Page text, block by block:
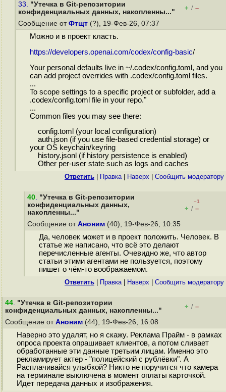
33. "Утечка в Git-репозитории
конфиденциальных данных, накопленны..."
+ / –
Сообщение от Фтщт (?), 19-Фев-26, 07:37
Можно и в проект класть.
https://developers.openai.com/codex/config-basic/
Your personal defaults live in ~/.codex/config.toml, and you
can add project overrides with .codex/config.toml files.
...
To scope settings to a specific project or subfolder, add a
.codex/config.toml file in your repo."
...
Common files you may see there:
config.toml (your local configuration)
auth.json (if you use file-based credential storage) or
your OS keychain/keyring
history.jsonl (if history persistence is enabled)
Other per-user state such as logs and caches
Ответить Правка| Наверх Cообщить модератору
40. "Утечка в Git-репозитории
конфиденциальных данных,
накопленны..."
–1
+ / –
Сообщение от Аноним (40), 19-Фев-26, 10:35
Да, человек может и в проект положить. Человек. В
статье же написано, что всё это делают
перечисленные агенты. Очевидно же, что автор
статьи этими агентами не пользуется, поэтому
пишет о чём-то воображаемом.
Ответить Правка| Наверх Cообщить модератору
44. "Утечка в Git-репозитории
конфиденциальных данных, накопленны..."
+ / –
Сообщение от Аноним (44), 19-Фев-26, 16:08
Наверно это удалят, но я скажу. Реклама Прайм - в рамках
опроса проекта опрашивает клиентов, а потом сливает
обработанные эти данные третьим лицам. Именно это
рекламирует актер - "полицейский с рублёвки". А
Расплачивайся улыбкой? Никто не поручится что камера
на терминале выключена в момент оплаты карточкой.
Идет передача данных и изображения.